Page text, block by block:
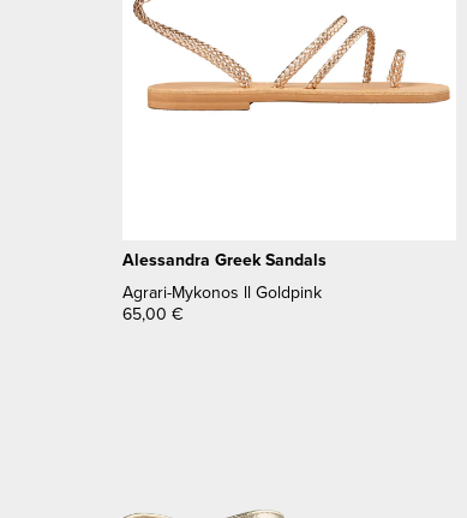
Alessandra Greek Sandals
Agrari-Mykonos ll Goldpink
65,00 €